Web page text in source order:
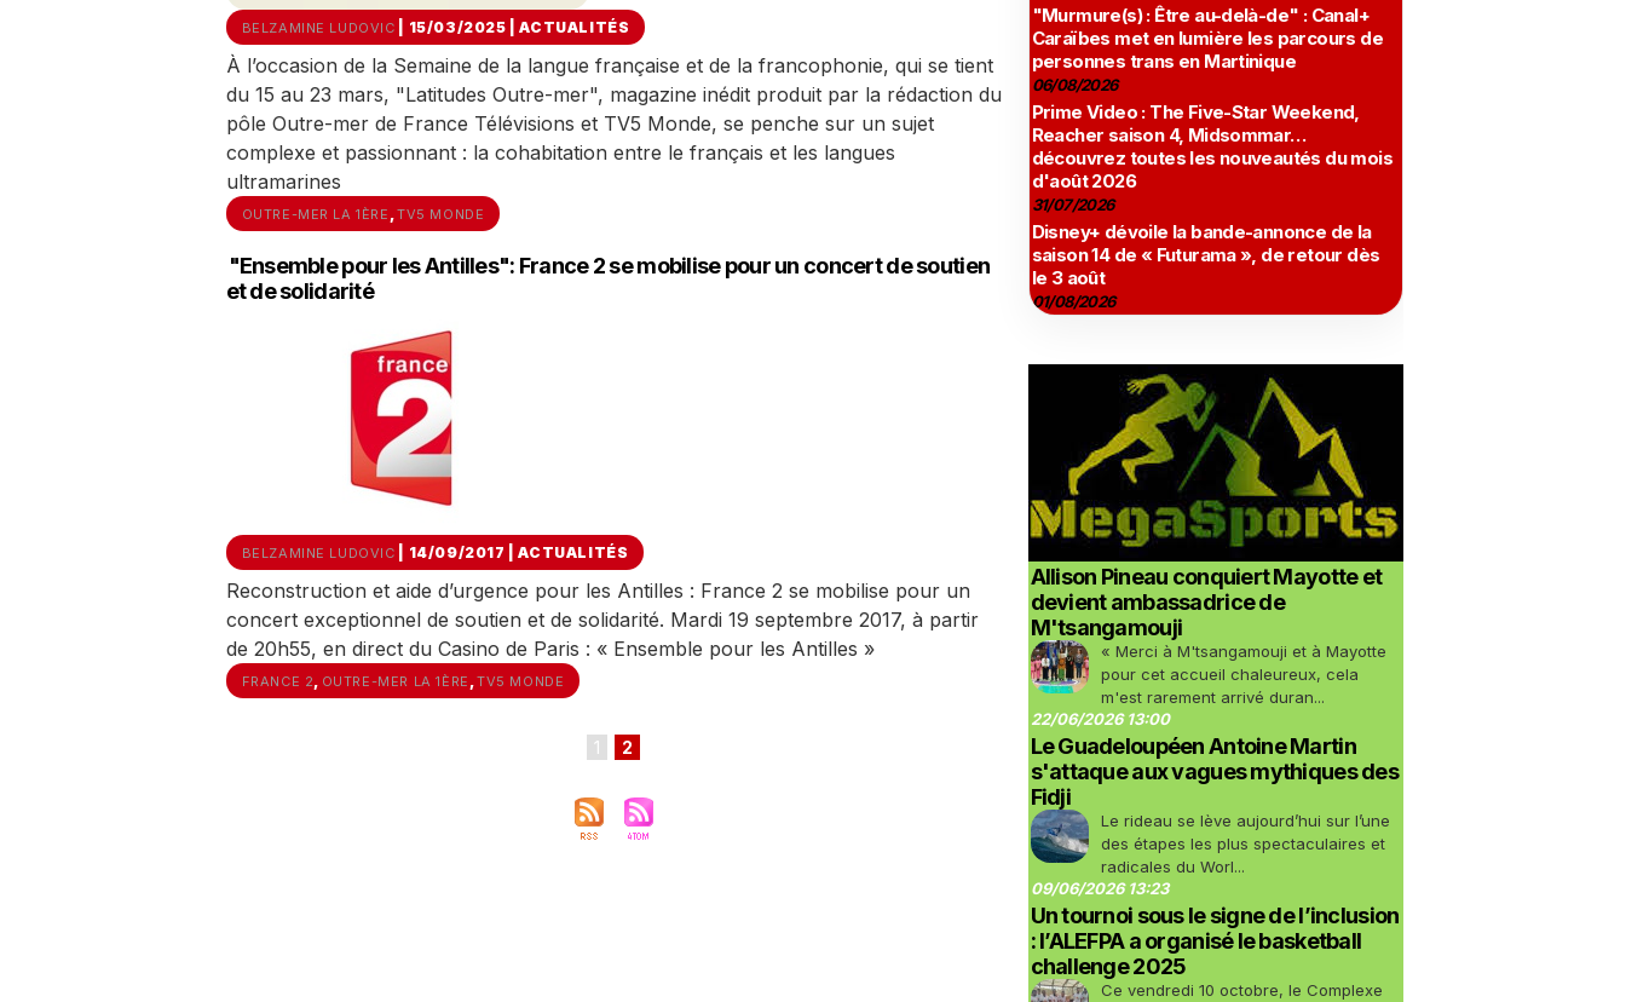
BELZAMINE LUDOVIC | 15/03/2025 |ACTUALITÉS
À l’occasion de la Semaine de la langue française et de la francophonie, qui se tient
du 15 au 23 mars, "Latitudes Outre-mer", magazine inédit produit par la rédaction du
pôle Outre-mer de France Télévisions et TV5 Monde, se penche sur un sujet
complexe et passionnant : la cohabitation entre le français et les langues
ultramarines
OUTRE-MER LA 1ÈRE ,TV5 MONDE
"Ensemble pour les Antilles": France 2 se mobilise pour un concert de soutien
et de solidarité
BELZAMINE LUDOVIC | 14/09/2017 |ACTUALITÉS
Reconstruction et aide d’urgence pour les Antilles : France 2 se mobilise pour un
concert exceptionnel de soutien et de solidarité. Mardi 19 septembre 2017, à partir
de 20h55, en direct du Casino de Paris : « Ensemble pour les Antilles »
FRANCE 2, OUTRE-MER LA 1ÈRE ,TV5 MONDE
1 2
"Murmure(s) : Être au-delà-de" : Canal+
Caraïbes met en lumière les parcours de
personnes trans en Martinique
06/08/2026
Prime Video : The Five-Star Weekend,
Reacher saison 4, Midsommar…
découvrez toutes les nouveautés du mois
d'août 2026
31/07/2026
Disney+ dévoile la bande-annonce de la
saison 14 de « Futurama », de retour dès
le 3 août
01/08/2026
Allison Pineau conquiert Mayotte et
devient ambassadrice de
M'tsangamouji
« Merci à M'tsangamouji et à Mayotte
pour cet accueil chaleureux, cela
m'est rarement arrivé duran...
22/06/2026 13:00
Le Guadeloupéen Antoine Martin
s'attaque aux vagues mythiques des
Fidji
Le rideau se lève aujourd’hui sur l’une
des étapes les plus spectaculaires et
radicales du Worl...
09/06/2026 13:23
Un tournoi sous le signe de l’inclusion
: l’ALEFPA a organisé le basketball
challenge 2025
Ce vendredi 10 octobre, le Complexe